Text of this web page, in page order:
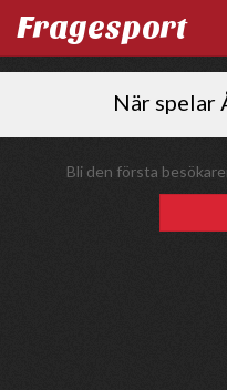
Fragesport
När spelar
Bli den första